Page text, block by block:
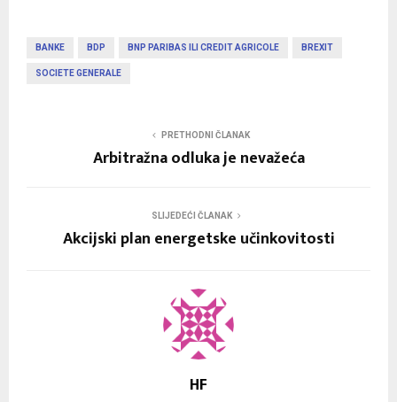
BANKE BDP BNP PARIBAS ILI CREDIT AGRICOLE BREXIT
SOCIETE GENERALE
PRETHODNI ČLANAK
Arbitražna odluka je nevažeća
SLIJEDEĆI ČLANAK
Akcijski plan energetske učinkovitosti
HF